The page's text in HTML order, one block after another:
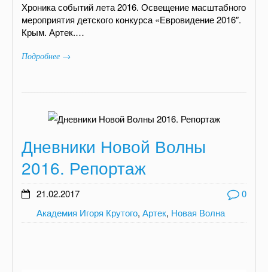
Хроника событий лета 2016. Освещение масштабного
мероприятия детского конкурса «Евровидение 2016″.
Крым. Артек.…
Подробнее →
Дневники Новой Волны
2016. Репортаж
21.02.2017
0
Академия Игоря Крутого, Артек, Новая Волна